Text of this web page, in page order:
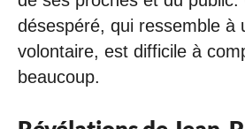
désespéré, qui ressemble à
volontaire, est difficile à
beaucoup.